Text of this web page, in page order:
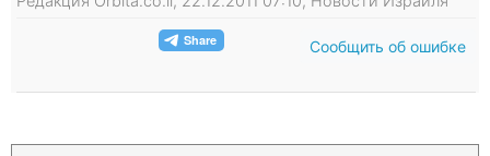
Сообщить об ошибке